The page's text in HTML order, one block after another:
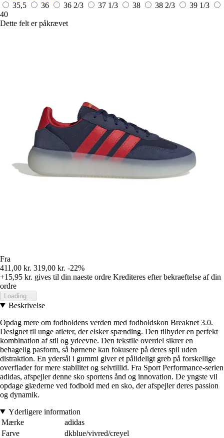
35,5
36 36 2/3 37 1/3 38 38 2/3
39 1/3
40
Dette felt er påkrævet
Fra
411,00 kr. 319,00 kr. -22%
+15,95 kr. gives til din naeste ordre Krediteres efter bekraeftelse af din
ordre
Loading...
Beskrivelse
Opdag mere om fodboldens verden med fodboldskon Breaknet 3.0.
Designet til unge atleter, der elsker spænding. Den tilbyder en perfekt
kombination af stil og ydeevne. Den tekstile overdel sikrer en
behagelig pasform, så børnene kan fokusere på deres spil uden
distraktion. En ydersål i gummi giver et pålideligt greb på forskellige
overflader for mere stabilitet og selvtillid. Fra Sport Performance-serien
adidas, afspejler denne sko sportens ånd og innovation. De yngste vil
opdage glæderne ved fodbold med en sko, der afspejler deres passion
og dynamik.
Yderligere information
Mærke
adidas
Farve
dkblue/vivred/creyel